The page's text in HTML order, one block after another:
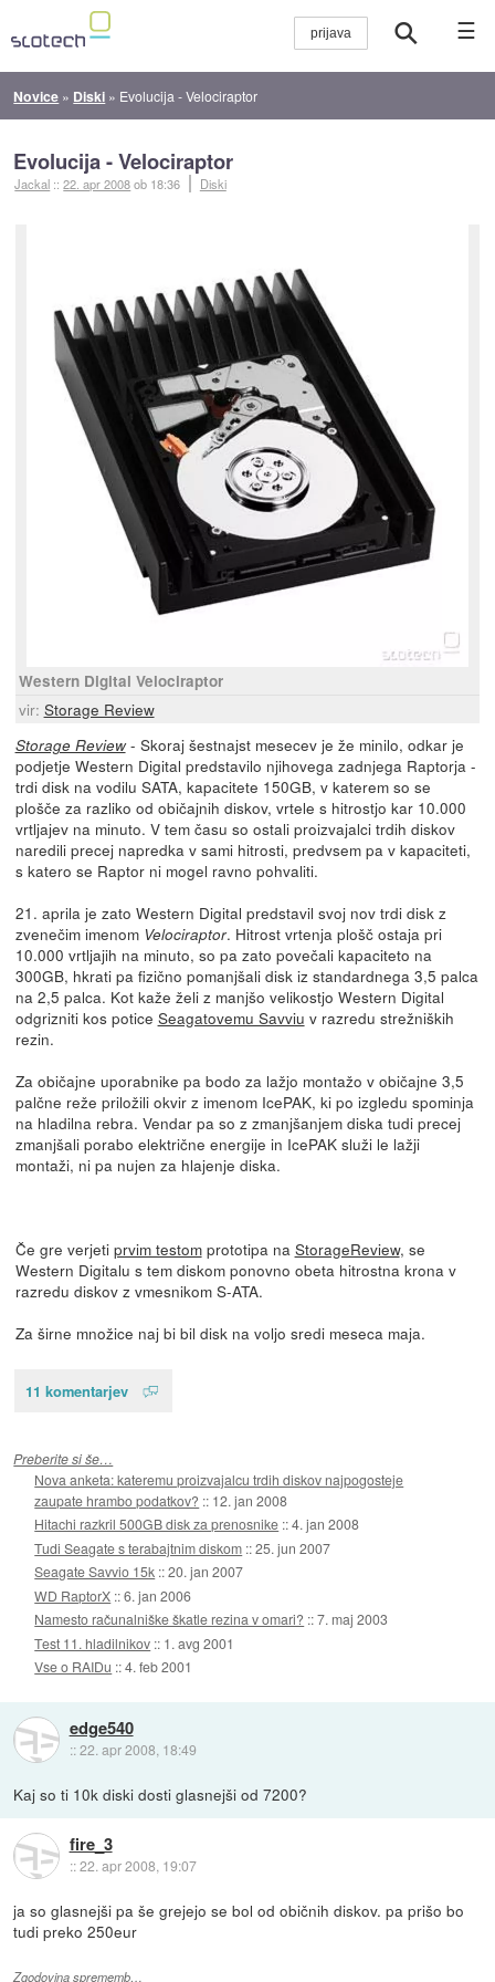
☰
Novice » Diski » Evolucija - Velociraptor
Evolucija - Velociraptor
Jackal ::22. apr 2008ob 18:36 Diski
Western Digital Velociraptor
vir: Storage Review
Storage Review- Skoraj šestnajst mesecev je že minilo, odkar je
podjetje Western Digital predstavilo njihovega zadnjega Raptorja -
trdi disk na vodilu SATA, kapacitete 150GB, v katerem so se
plošče za razliko od običajnih diskov, vrtele s hitrostjo kar 10.000
vrtljajev na minuto. V tem času so ostali proizvajalci trdih diskov
naredili precej napredka v sami hitrosti, predvsem pa v kapaciteti,
s katero se Raptor ni mogel ravno pohvaliti.
21. aprila je zato Western Digital predstavil svoj nov trdi disk z
zvenečim imenom Velociraptor. Hitrost vrtenja plošč ostaja pri
10.000 vrtljajih na minuto, so pa zato povečali kapaciteto na
300GB, hkrati pa fizično pomanjšali disk iz standardnega 3,5 palca
na 2,5 palca. Kot kaže želi z manjšo velikostjo Western Digital
odgrizniti kos potice Seagatovemu Savviu v razredu strežniških
rezin.
Za običajne uporabnike pa bodo za lažjo montažo v običajne 3,5
palčne reže priložili okvir z imenom IcePAK, ki po izgledu spominja
na hladilna rebra. Vendar pa so z zmanjšanjem diska tudi precej
zmanjšali porabo električne energije in IcePAK služi le lažji
montaži, ni pa nujen za hlajenje diska.
Če gre verjeti prvim testomprototipa na StorageReview, se
Western Digitalu s tem diskom ponovno obeta hitrostna krona v
razredu diskov z vmesnikom S-ATA.
Za širne množice naj bi bil disk na voljo sredi meseca maja.
11 komentarjev
Preberite si še…
Nova anketa: kateremu proizvajalcu trdih diskov najpogosteje
zaupate hrambo podatkov? :: 12. jan 2008
Hitachi razkril 500GB disk za prenosnike ::4. jan 2008
Tudi Seagate s terabajtnim diskom ::25. jun 2007
Seagate Savvio 15k ::20. jan 2007
WD RaptorX ::6. jan 2006
Namesto računalniške škatle rezina v omari? ::7. maj 2003
Test 11. hladilnikov :: 1. avg 2001
Vse o RAIDu ::4. feb 2001
edge540
::22. apr 2008, 18:49
Kaj so ti 10k diski dosti glasnejši od 7200?
fire_3
::22. apr 2008, 19:07
ja so glasnejši pa še grejejo se bol od običnih diskov. pa prišo bo
tudi preko 250eur
Zgodovina sprememb…